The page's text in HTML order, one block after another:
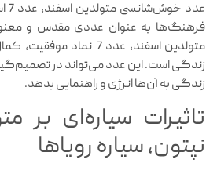
فرهنگ‌ها به عنوان عددی مقدس و
متولدین اسفند، عدد 7
زندگی است. این عدد می‌تواند در
زندگی به آن‌ها انرژی و راهنمایی بدهد.
تاثیرات سیاره‌ای بر
نپتون، سیاره رویاها